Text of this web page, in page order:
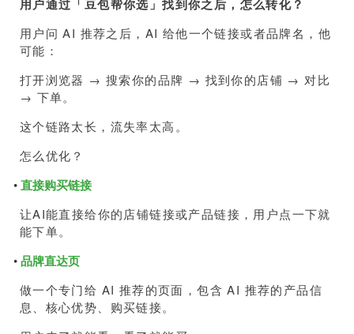
用户通过「豆包帮你选」找到你之后，怎么转化？
用户问 AI 推荐之后，AI 给他一个链接或者品牌名，他
可能：
打开浏览器 → 搜索你的品牌 → 找到你的店铺 → 对比
→ 下单。
这个链路太长，流失率太高。
怎么优化？
•直接购买链接
让AI能直接给你的店铺链接或产品链接，用户点一下就
能下单。
•品牌直达页
做一个专门给 AI 推荐的页面，包含 AI 推荐的产品信
息、核心优势、购买链接。